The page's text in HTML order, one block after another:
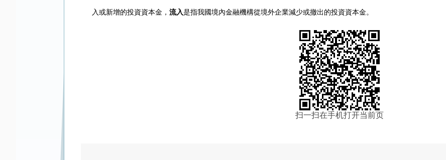
入或新增的投資資本金， 流入是指我國境內金融機構從境外企業減少或撤出的投資資本金。
扫一扫在手机打开当前页